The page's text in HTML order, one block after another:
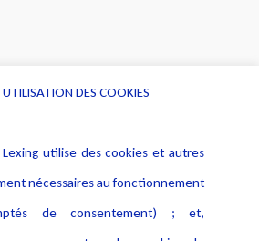
DES COOKIES
utilise des cookies et autres
nécessaires au fonctionnement
de consentement) ; et,